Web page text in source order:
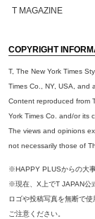
T MAGAZINE
COPYRIGHT
T, The New York Times
Times Co., NY, USA, and
Content reproduced from
York Times Co. and/or its
The views and opinions
not necessarily those of
※HAPPY PLUSからの大
※現在、X上でT JAPAN公
ロゴや投稿写真を無断で
ご注意ください。